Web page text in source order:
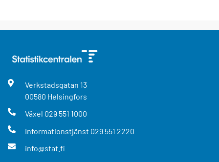
Verkstadsgatan 13
00580 Helsingfors
Växel 029 551 1000
Informationstjänst 029 551 2220
info@stat.fi